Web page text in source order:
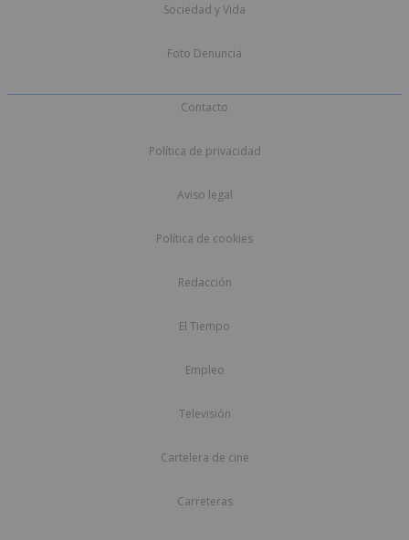
Sociedad y Vida
Foto Denuncia
Contacto
Política de privacidad
Aviso legal
Política de cookies
Redacción
El Tiempo
Empleo
Televisión
Cartelera de cine
Carreteras